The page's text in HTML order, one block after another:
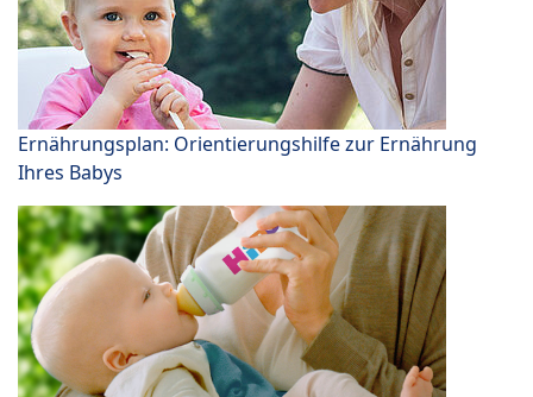
Ernährungsplan: Orientierungshilfe zur Ernährung
Ihres Babys